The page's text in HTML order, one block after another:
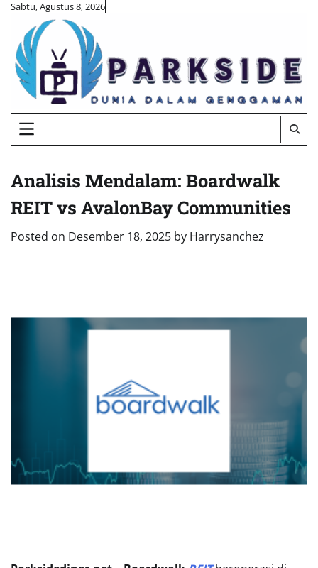
Skip
content
Sabtu, Agustus 8, 2026
Analisis Mendalam: Boardwalk
REIT vs AvalonBay Communities
Posted on Desember 18, 2025 by Harrysanchez